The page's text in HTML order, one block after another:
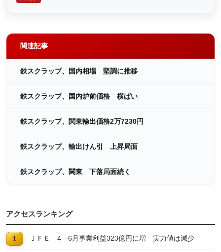
関連記事
鉄スクラップ、国内相場 堅調に推移
鉄スクラップ、国内炉前価格 横ばい
鉄スクラップ、関東輸出価格2万7230円
鉄スクラップ、輸出けん引 上昇局面
鉄スクラップ、関東 下落局面続く
アクセスランキング
ＪＦＥ 4―6月事業利益323億円に増 実力値は減少